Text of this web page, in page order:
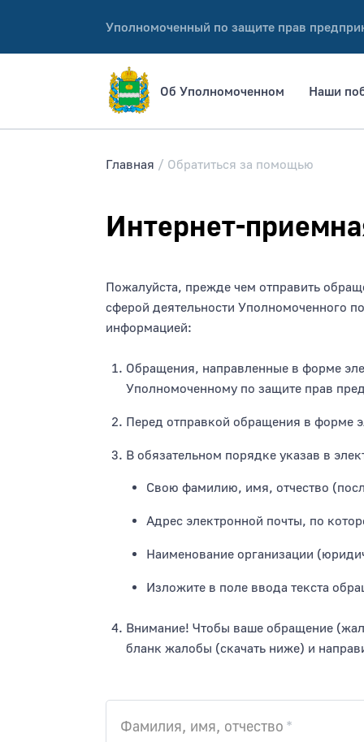
Уполномоченный по защите прав
Об Уполномоченном Наши
Главная Обратиться за помощью
Интернет-
Пожалуйста, прежде чем отправить
сферой деятельности Уполномоченного
информацией:
Обращения, направленные в форме
Уполномоченному по защите прав
Перед отправкой обращения в форме
В обязательном порядке указав в
Свою фамилию, имя, отчество
Адрес электронной почты, по
Наименование организации
Изложите в поле ввода текста
Внимание! Чтобы ваше обращение
бланк жалобы (скачать ниже) и
Фамилия, имя, отчество